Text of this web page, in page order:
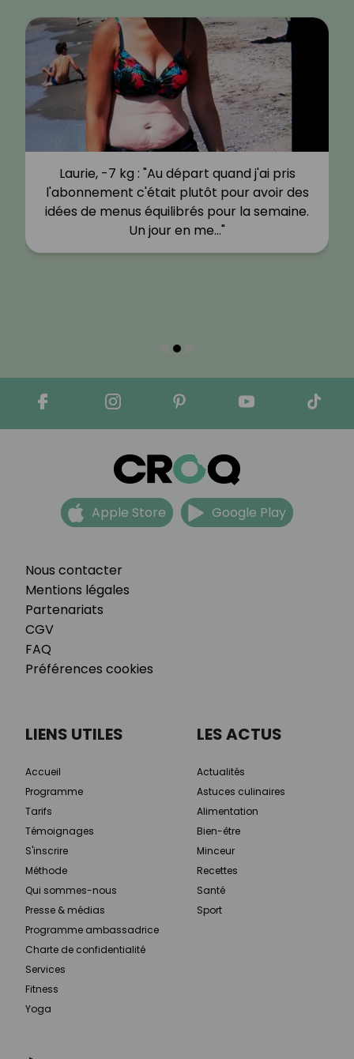
Laurie, -7 kg : "Au départ quand j'ai pris
l'abonnement c'était plutôt pour avoir des
idées de menus équilibrés pour la semaine.
Un jour en me…"
Nous contacter
Mentions légales
Partenariats
CGV
FAQ
Préférences cookies
Apple Store Google Play
LIENS UTILES
Accueil
Programme
Tarifs
Témoignages
S'inscrire
Méthode
Qui sommes-nous
Presse & médias
Programme ambassadrice
Charte de confidentialité
Services
Fitness
Yoga
LES ACTUS
Actualités
Astuces culinaires
Alimentation
Bien-être
Minceur
Recettes
Santé
Sport